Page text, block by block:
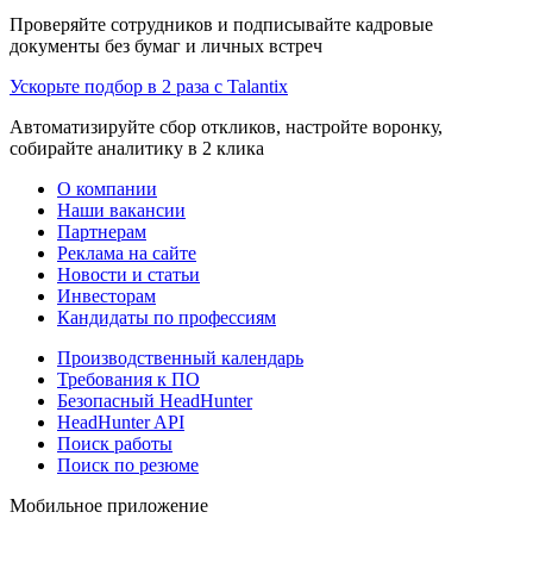
Проверяйте сотрудников и подписывайте кадровые
документы без бумаг и личных встреч
Ускорьте подбор в 2 раза с Talantix
Автоматизируйте сбор откликов, настройте воронку,
собирайте аналитику в 2 клика
О компании
Наши вакансии
Партнерам
Реклама на сайте
Новости и статьи
Инвесторам
Кандидаты по профессиям
Производственный календарь
Требования к ПО
Безопасный HeadHunter
HeadHunter API
Поиск работы
Поиск по резюме
Мобильное приложение